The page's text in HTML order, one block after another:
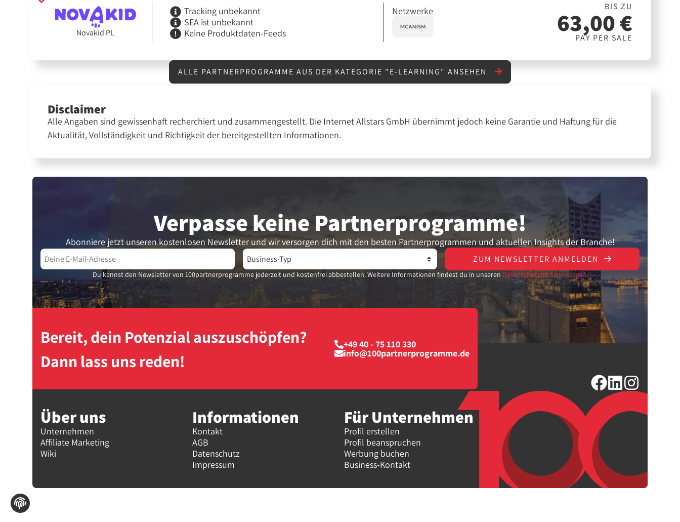
Novakid PL
Tracking unbekannt
SEA ist unbekannt
Keine Produktdaten-Feeds
Netzwerke BIS ZU
63,00 €
PAY PER SALE
ALLE PARTNERPROGRAMME AUS DER KATEGORIE "E-LEARNING" ANSEHEN
Disclaimer
Alle Angaben sind gewissenhaft recherchiert und zusammengestellt. Die Internet Allstars GmbH übernimmt jedoch keine Garantie und Haftung für die
Aktualität, Vollständigkeit und Richtigkeit der bereitgestellten Informationen.
Verpasse keine Partner­programme!
Abonniere jetzt unseren kostenlosen Newsletter und wir versorgen dich mit den besten Partnerprogrammen und aktuellen Insights der Branche!
ZUM NEWSLETTER ANMELDEN
Du kannst den Newsletter von 100partnerprogramme jederzeit und kostenfrei abbestellen. Weitere Informationen findest du in unseren Datenschutzbestimmungen.
Bereit, dein Potenzial auszuschöpfen?
Dann lass uns reden!
+49 40 - 75 110 330
info@100partnerprogramme.de
Über uns
Unternehmen
Affiliate Marketing
Wiki
Informationen
Kontakt
AGB
Datenschutz
Impressum
Für Unternehmen
Profil erstellen
Profil beanspruchen
Werbung buchen
Business-Kontakt